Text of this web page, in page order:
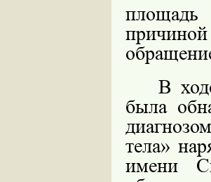
площадь
В
была
тела»
имени